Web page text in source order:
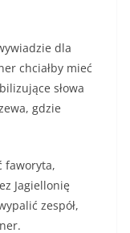
dla
chciałby mieć
słowa
gdzie
faworyta,
Jagiellonię
zespół,